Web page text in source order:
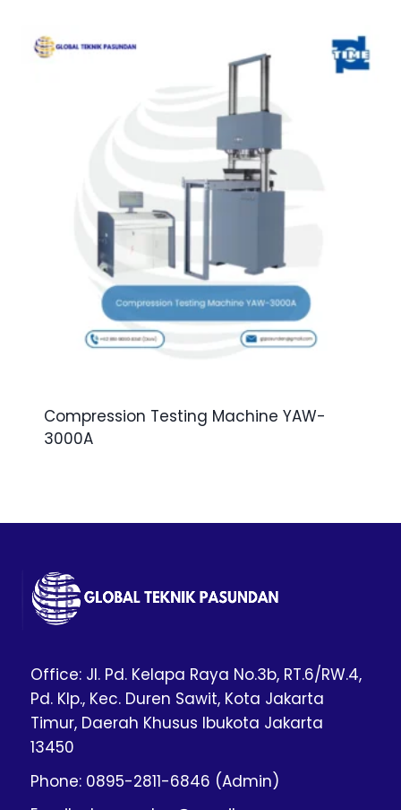
Compression Testing Machine YAW-
3000A
Office: Jl. Pd. Kelapa Raya No.3b, RT.6/RW.4,
Pd. Klp., Kec. Duren Sawit, Kota Jakarta
Timur, Daerah Khusus Ibukota Jakarta
13450
Phone: 0895-2811-6846 (Admin)